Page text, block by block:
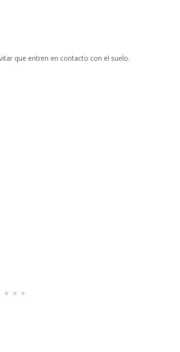
que entren en contacto con el suelo.